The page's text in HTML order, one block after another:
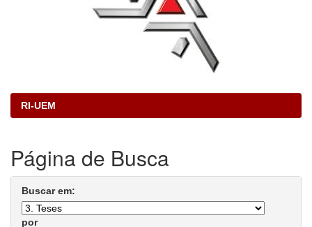
RI-UEM
Página de Busca
Buscar em:
por